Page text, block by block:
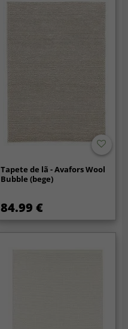
Tapete de lã - Avafors Wool
Bubble (bege)
84.99 €